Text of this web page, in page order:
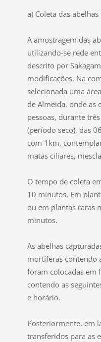
a) Coleta das
A amostragem das
utilizando-se rede
descrito por
modificações. Na
selecionada uma
de Almeida, onde as
pessoas, durante
(período seco), das
com 1km,
matas ciliares,
O tempo de coleta
10 minutos. Em
ou em plantas raras
minutos.
As abelhas
mortíferas contendo
foram colocadas em
contendo as
e horário.
Posteriormente, em
transferidos para as